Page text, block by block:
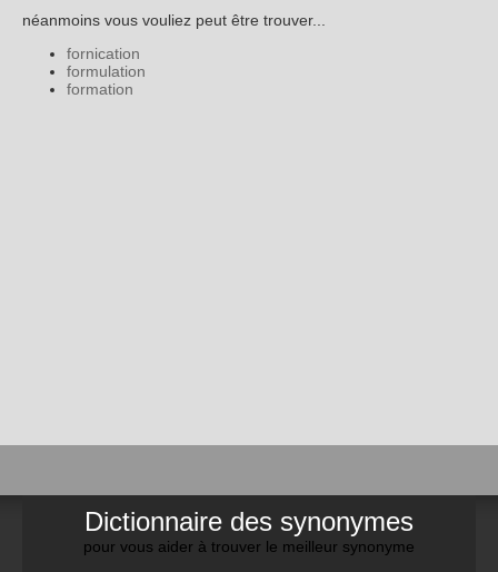
néanmoins vous vouliez peut être trouver...
fornication
formulation
formation
Dictionnaire des synonymes
pour vous aider à trouver le meilleur synonyme